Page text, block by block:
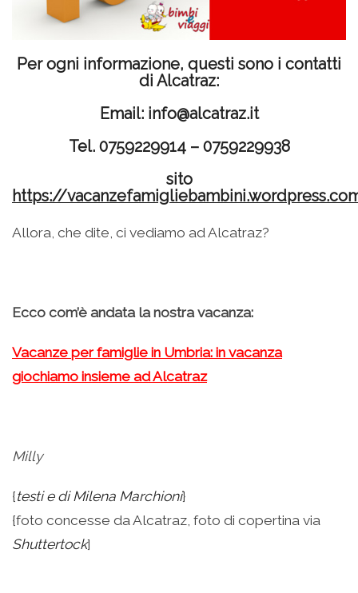
Per ogni informazione, questi sono i contatti
di Alcatraz:
Email: info@alcatraz.it
Tel. 0759229914 – 0759229938
sito
https://
Allora, che dite, ci vediamo ad Alcatraz?
Ecco com’è andata la nostra vacanza:
Vacanze per famiglie in Umbria: in vacanza
giochiamo insieme ad Alcatraz
Milly
{testi e di Milena Marchioni}
{foto concesse da Alcatraz, foto di copertina via
Shuttertock]